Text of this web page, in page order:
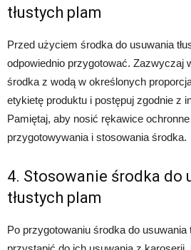
tłustych plam
Przed użyciem środka do usuwania
odpowiednio przygotować. Zazwyczaj
środka z wodą w określonych
etykietę produktu i postępuj zgodnie z
Pamiętaj, aby nosić rękawice
przygotowywania i stosowania środka.
4. Stosowanie środka do
tłustych plam
Po przygotowaniu środka do usuwania